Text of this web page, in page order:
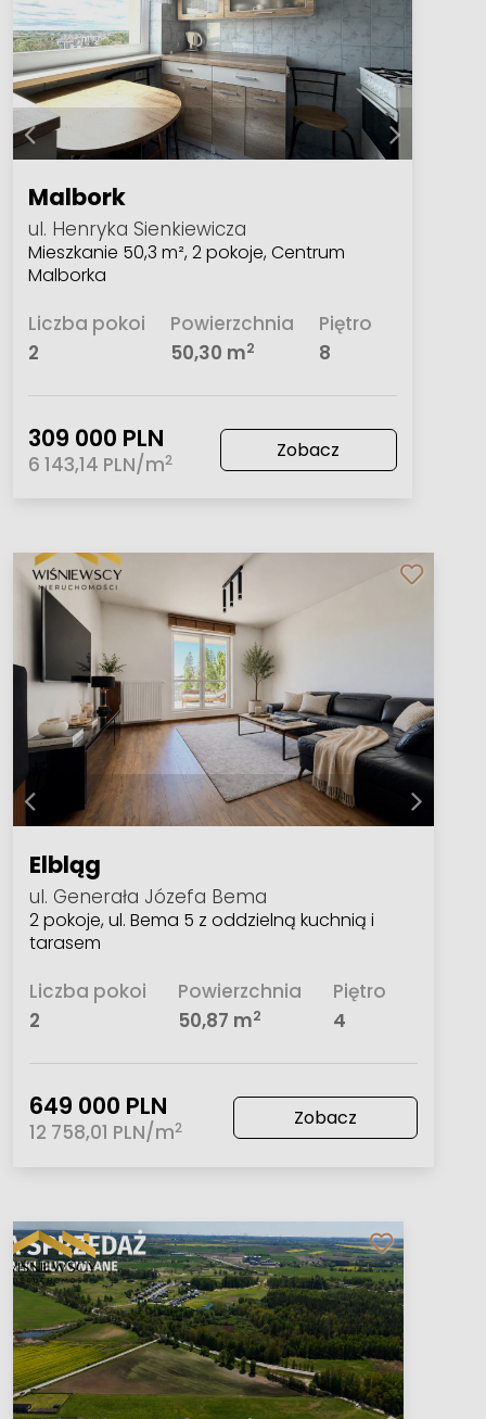
Malbork
ul. Henryka Sienkiewicza
Mieszkanie 50,3 m², 2 pokoje, Centrum
Malborka
Liczba pokoi
2
Powierzchnia
50,30 m2
Piętro
8
309 000 PLN
6 143,14 PLN/m2 Zobacz
Elbląg
ul. Generała Józefa Bema
2 pokoje, ul. Bema 5 z oddzielną kuchnią i
tarasem
Liczba pokoi
2
Powierzchnia
50,87 m2
Piętro
4
649 000 PLN
12 758,01 PLN/m2 Zobacz